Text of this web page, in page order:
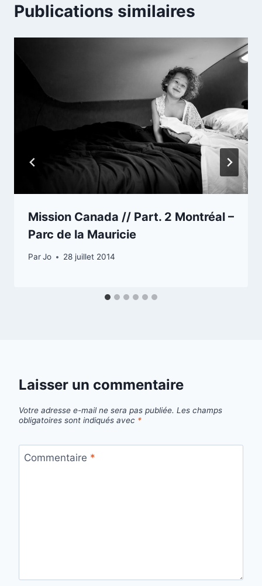
Publications similaires
Mission Canada // Part. 2 Montréal –
Parc de la Mauricie
ParJo 28 juillet 2014
Laisser un commentaire
Votre adresse e-mail ne sera pas publiée. Les champs
obligatoires sont indiqués avec *
Commentaire *